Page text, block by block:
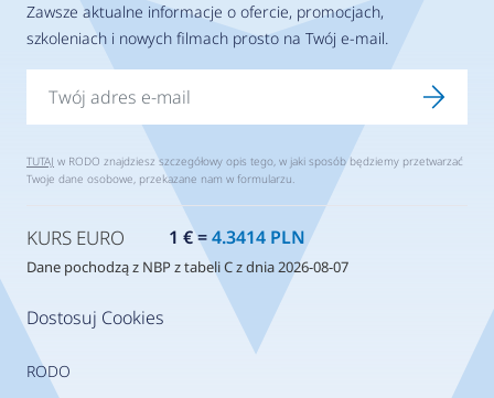
Dostosuj Cookies
RODO
Zawsze aktualne informacje o ofercie, promocjach,
szkoleniach i nowych filmach prosto na Twój e-mail.
TUTAJ w RODO znajdziesz szczegółowy opis tego, w jaki sposób będziemy przetwarzać
Twoje dane osobowe, przekazane nam w formularzu.
KURS EURO 1 € =4.3414 PLN
Dane pochodzą z NBP z tabeli C z dnia 2026-08-07